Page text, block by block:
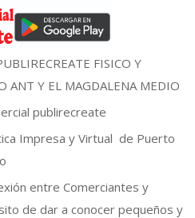
FISICO Y
ANT Y EL MAGDALENA MEDIO
publirecreate
Impresa y Virtual de Puerto
entre Comerciantes y
de dar a conocer pequeños y